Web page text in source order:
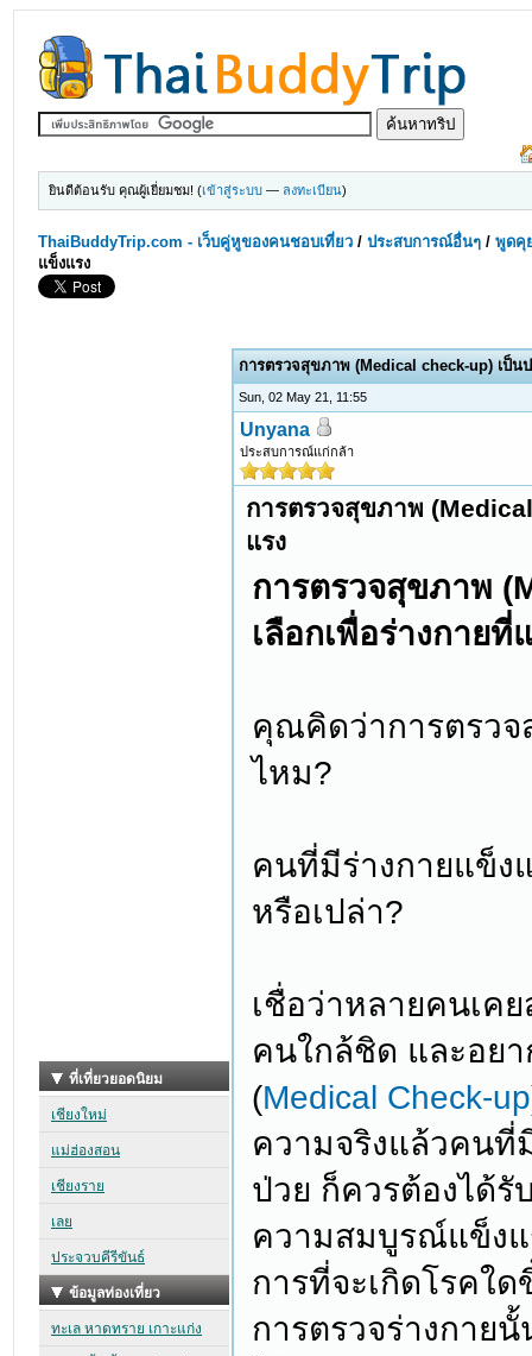
ยินดีต้อนรับ คุณผู้เยี่ยมชม! (เข้าสู่ระบบ — ลงทะเบียน)
ThaiBuddyTrip.com - เว็บคู่หูของคนชอบเที่ยว /ประสบการณ์อื่นๆ /พูดคุ
แข็งแรง
การตรวจสุขภาพ (Medical check-up) เป็น
Sun, 02 May 21, 11:55
Unyana
ประสบการณ์แก่กล้า
การตรวจสุขภาพ
แรง
การตรวจสุขภาพ
เลือกเพื่อร่างกายที่
คุณคิดว่าการตรวจ
ไหม?
คนที่มีร่างกายแข็ง
หรือเปล่า?
เชื่อว่าหลายคนเค
คนใกล้ชิด และอย
(Medical Check-up
ความจริงแล้วคนที่
ป่วย ก็ควรต้องได้รั
ความสมบูรณ์แข็งแ
การที่จะเกิดโรคใ
การตรวจร่างกาย